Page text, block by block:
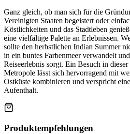
Ganz gleich, ob man sich für die
Vereinigten Staaten begeistert oder
Köstlichkeiten und das Stadtleben
eine vielfältige Palette an Erlebnissen.
sollte den herbstlichen Indian Summer
in ein buntes Farbenmeer verwandelt
Reiseerlebnis sorgt. Ein Besuch in
Metropole lässt sich hervorragend mit
Ostküste kombinieren und verspricht
Aufenthalt.
Produktempfehlungen